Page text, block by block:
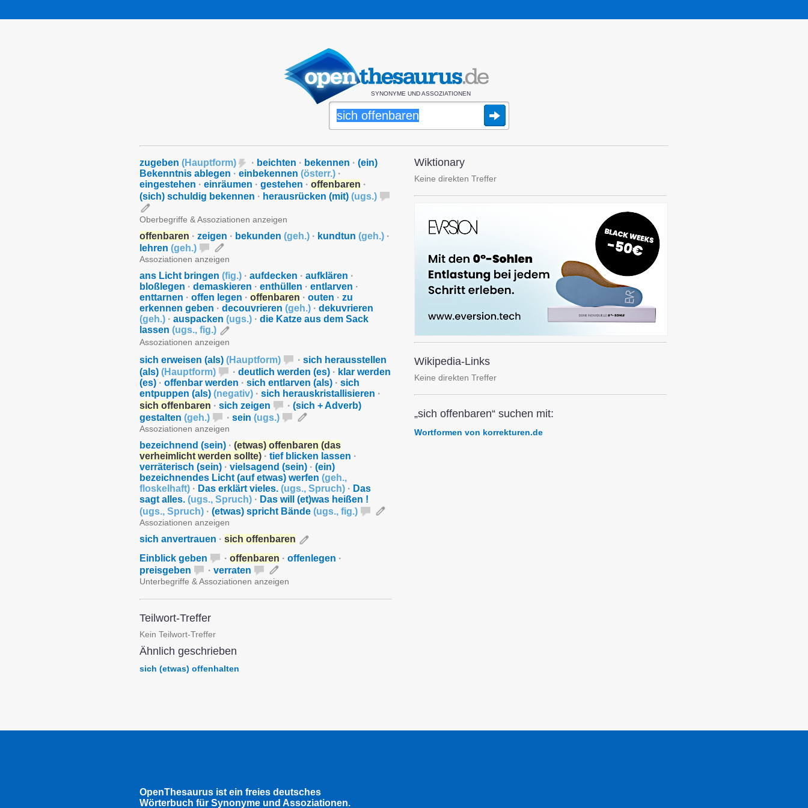
SYNONYME UND ASSOZIATIONEN
zugeben (Hauptform) · beichten · bekennen · (ein)
Bekenntnis ablegen · einbekennen (österr.) ·
eingestehen · einräumen · gestehen · offenbaren ·
(sich) schuldig bekennen · herausrücken (mit) (ugs.)
Oberbegriffe & Assoziationen anzeigen
offenbaren · zeigen · bekunden (geh.) · kundtun (geh.) ·
lehren (geh.)
Assoziationen anzeigen
ans Licht bringen (fig.) · aufdecken · aufklären ·
bloßlegen · demaskieren · enthüllen · entlarven ·
enttarnen · offen legen · offenbaren · outen · zu
erkennen geben · decouvrieren (geh.) · dekuvrieren
(geh.) · auspacken (ugs.) · die Katze aus dem Sack
lassen (ugs., fig.)
Assoziationen anzeigen
sich erweisen (als) (Hauptform) · sich herausstellen
(als) (Hauptform) · deutlich werden (es) · klar werden
(es) · offenbar werden · sich entlarven (als) · sich
entpuppen (als) (negativ) · sich herauskristallisieren ·
sich offenbaren · sich zeigen · (sich + Adverb)
gestalten (geh.) · sein (ugs.)
Assoziationen anzeigen
bezeichnend (sein) · (etwas) offenbaren (das
verheimlicht werden sollte) · tief blicken lassen ·
verräterisch (sein) · vielsagend (sein) · (ein)
bezeichnendes Licht (auf etwas) werfen (geh.,
floskelhaft) · Das erklärt vieles. (ugs., Spruch) · Das
sagt alles. (ugs., Spruch) · Das will (et)was heißen !
(ugs., Spruch) · (etwas) spricht Bände (ugs., fig.)
Assoziationen anzeigen
sich anvertrauen · sich offenbaren
Einblick geben
· offenbaren · offenlegen ·
preisgeben
· verraten
Unterbegriffe & Assoziationen anzeigen
Teilwort-Treffer
Kein Teilwort-Treffer
Ähnlich geschrieben
sich (etwas) offenhalten
Wiktionary
Keine direkten Treffer
Wikipedia-Links
Keine direkten Treffer
„sich offenbaren“ suchen mit:
Wortformen von korrekturen.de
OpenThesaurus ist ein freies deutsches
Wörterbuch für Synonyme und Assoziationen.